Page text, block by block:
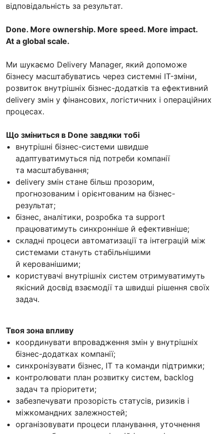
відповідальність за результат.
Done. More ownership. More speed. More impact.
At a global scale.
Ми шукаємо Delivery Manager, який допоможе
бізнесу масштабуватись через системні IT-зміни,
розвиток внутрішніх бізнес-додатків та ефективний
delivery змін у фінансових, логістичних і операційних
процесах.
Що зміниться в Done завдяки тобі
внутрішні бізнес-системи швидше
адаптуватимуться під потреби компанії
та масштабування;
delivery змін стане більш прозорим,
прогнозованим і орієнтованим на бізнес-
результат;
бізнес, аналітики, розробка та support
працюватимуть синхронніше й ефективніше;
складні процеси автоматизації та інтеграцій між
системами стануть стабільнішими
й керованішими;
користувачі внутрішніх систем отримуватимуть
якісний досвід взаємодії та швидші рішення своїх
задач.
Твоя зона впливу
координувати впровадження змін у внутрішніх
бізнес-додатках компанії;
синхронізувати бізнес, ІТ та команди підтримки;
контролювати план розвитку систем, backlog
задач та пріоритети;
забезпечувати прозорість статусів, ризиків і
міжкомандних залежностей;
організовувати процеси планування, уточнення